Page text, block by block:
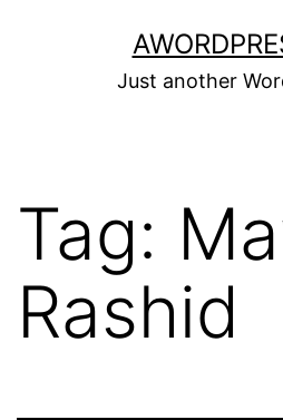
Just another
Tag:
Rashid